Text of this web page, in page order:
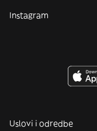
Instagram
Uslovi i odredbe